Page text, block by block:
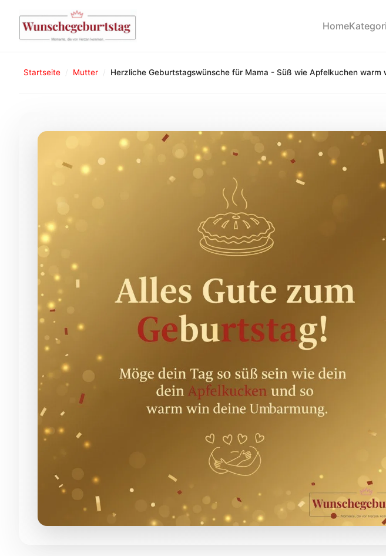
Home
Startseite / Mutter / Herzliche Geburtstagswünsche für Mama - Süß wie Apfelkuchen warm